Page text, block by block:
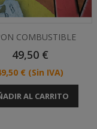
COMBUSTIBLE
Precio
49,50 €
€ (Sin IVA)
AL CARRITO